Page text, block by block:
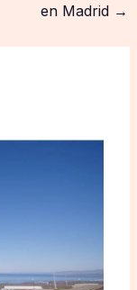
en Madrid →